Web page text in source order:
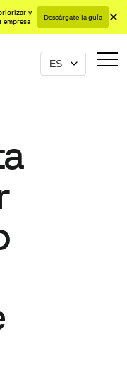
y
empresa
Descárgate la guía